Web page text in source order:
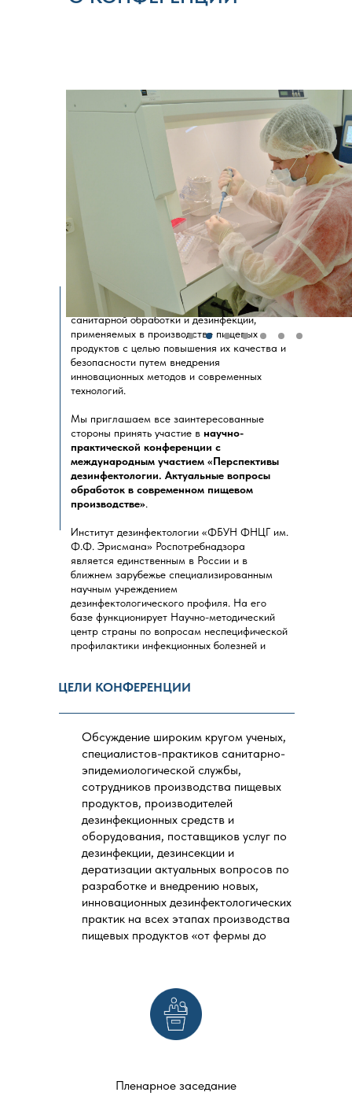
В 2024 году внимание сфокусировано на
вопросах оптимизации средств и методов
санитарной обработки и дезинфекции,
применяемых в производстве пищевых
продуктов с целью повышения их качества и
безопасности путем внедрения
инновационных методов и современных
технологий.
Мы приглашаем все заинтересованные
стороны принять участие в научно-
практической конференции с
международным участием «Перспективы
дезинфектологии. Актуальные вопросы
обработок в современном пищевом
производстве».
Институт дезинфектологии «ФБУН ФНЦГ им.
Ф.Ф. Эрисмана» Роспотребнадзора
является единственным в России и в
ближнем зарубежье специализированным
научным учреждением
дезинфектологического профиля. На его
базе функционирует Научно-методический
центр страны по вопросам неспецифической
профилактики инфекционных болезней и
Роспотребнадзора, Проблемная комиссия
дезинфектологии, Комитет по стерилизации
Росстандарта России.
Сегодня Институт дезинфектологии имеет
более 35-ти договоров о научном
сотрудничестве с ведущими научными и
практическими организациями в стране и за
Является головным учреждением в стране по
дезинфектологической экспертизе и по
подготовке проектов нормативных
методических документов данного
направления.
Обсуждение широким кругом ученых,
специалистов-практиков санитарно-
эпидемиологической службы,
сотрудников производства пищевых
продуктов, производителей
дезинфекционных средств и
оборудования, поставщиков услуг по
дезинфекции, дезинсекции и
дератизации актуальных вопросов по
разработке и внедрению новых,
инновационных дезинфектологических
практик на всех этапах производства
пищевых продуктов «от фермы до
ЦЕЛИ КОНФЕРЕНЦИИ
Пленарное заседание